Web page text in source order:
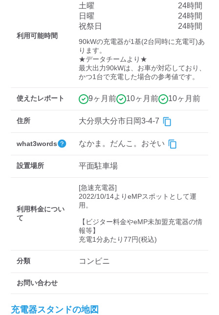
検索する
利用可能時間
土曜
24時間
日曜
24時間
祝祭日
24時間
90kWの充電器が1基(2台同時に充電可)あ
ります。
★データチームより★
最大出力90kWは、お車が対応しており、
かつ1台で充電した場合の参考値です。
使えたレポート 9ヶ月前 10ヶ月前 10ヶ月前
住所 大分県大分市日岡3-4-7
what3words なかま。だんこ。おそい
設置場所 平面駐車場
利用料金につい
て
[急速充電器]
2022/10/14よりeMPスポットとして運
用。
【ビジター料金やeMP未加盟充電器の情
報等】
充電1分あたり77円(税込)
分類 コンビニ
お問い合わせ
充電器スタンドの地図